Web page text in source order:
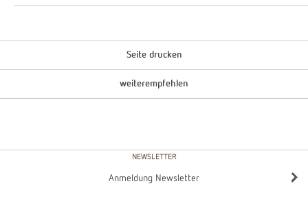
Seite drucken
weiterempfehlen
NEWSLETTER
Anmeldung Newsletter